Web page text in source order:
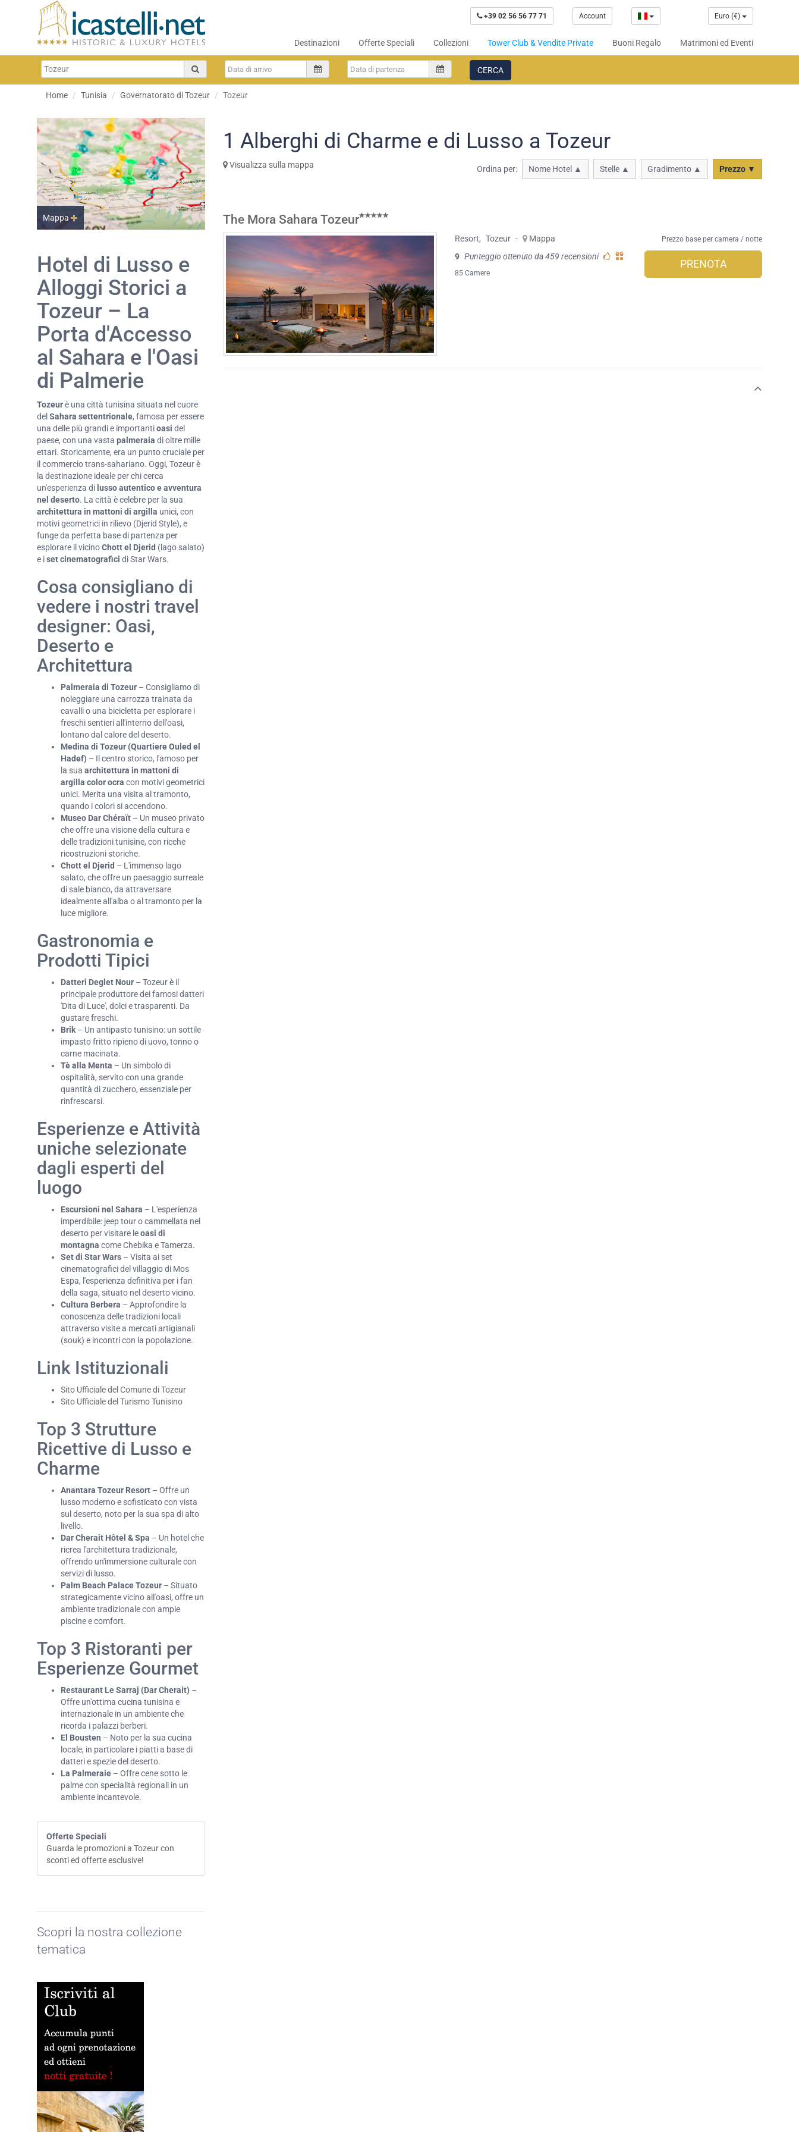
+39 02 56 56 77 71 Account Euro (€)
Destinazioni Offerte Speciali Collezioni Tower Club & Vendite Private Buoni Regalo Matrimoni ed Eventi
CERCA
Home Tunisia Governatorato di Tozeur Tozeur
Mappa
Hotel di Lusso e
Alloggi Storici a
Tozeur – La
Porta d'Accesso
al Sahara e l'Oasi
di Palmerie
Tozeurè una città tunisina situata nel cuore
del Sahara settentrionale, famosa per essere
una delle più grandi e importantioasi del
paese, con una vasta palmeraia di oltre mille
ettari. Storicamente, era un punto cruciale per
il commercio trans-sahariano. Oggi, Tozeur è
la destinazione ideale per chi cerca
un'esperienza di lusso autentico e avventura
nel deserto. La città è celebre per la sua
architettura in mattoni di argilla unici, con
motivi geometrici in rilievo (Djerid Style), e
funge da perfetta base di partenza per
esplorare il vicinoChott el Djerid (lago salato)
e iset cinematografici di Star Wars.
Cosa consigliano di
vedere i nostri travel
designer: Oasi,
Deserto e
Architettura
Palmeraia di Tozeur – Consigliamo di
noleggiare una carrozza trainata da
cavalli o una bicicletta per esplorare i
freschi sentieri all'interno dell'oasi,
lontano dal calore del deserto.
Medina di Tozeur (Quartiere Ouled el
Hadef) – Il centro storico, famoso per
la sua architettura in mattoni di
argilla color ocra con motivi geometrici
unici. Merita una visita al tramonto,
quando i colori si accendono.
Museo Dar Chéraït – Un museo privato
che offre una visione della cultura e
delle tradizioni tunisine, con ricche
ricostruzioni storiche.
Chott el Djerid – L'immenso lago
salato, che offre un paesaggio surreale
di sale bianco, da attraversare
idealmente all'alba o al tramonto per la
luce migliore.
Gastronomia e
Prodotti Tipici
Datteri Deglet Nour – Tozeur è il
principale produttore dei famosi datteri
'Dita di Luce', dolci e trasparenti. Da
gustare freschi.
Brik– Un antipasto tunisino: un sottile
impasto fritto ripieno di uovo, tonno o
carne macinata.
Tè alla Menta – Un simbolo di
ospitalità, servito con una grande
quantità di zucchero, essenziale per
rinfrescarsi.
Esperienze e Attività
uniche selezionate
dagli esperti del
luogo
Escursioni nel Sahara – L'esperienza
imperdibile: jeep tour o cammellata nel
deserto per visitare leoasi di
montagna come Chebika e Tamerza.
Set di Star Wars – Visita ai set
cinematografici del villaggio di Mos
Espa, l'esperienza definitiva per i fan
della saga, situato nel deserto vicino.
Cultura Berbera – Approfondire la
conoscenza delle tradizioni locali
attraverso visite a mercati artigianali
(souk) e incontri con la popolazione.
Link Istituzionali
Sito Ufficiale del Comune di Tozeur
Sito Ufficiale del Turismo Tunisino
Top 3 Strutture
Ricettive di Lusso e
Charme
Anantara Tozeur Resort – Offre un
lusso moderno e sofisticato con vista
sul deserto, noto per la sua spa di alto
livello.
Dar Cherait Hôtel & Spa – Un hotel che
ricrea l'architettura tradizionale,
offrendo un'immersione culturale con
servizi di lusso.
Palm Beach Palace Tozeur – Situato
strategicamente vicino all'oasi, offre un
ambiente tradizionale con ampie
piscine e comfort.
Top 3 Ristoranti per
Esperienze Gourmet
Restaurant Le Sarraj (Dar Cherait) –
Offre un'ottima cucina tunisina e
internazionale in un ambiente che
ricorda i palazzi berberi.
El Bousten – Noto per la sua cucina
locale, in particolare i piatti a base di
datteri e spezie del deserto.
La Palmeraie – Offre cene sotto le
palme con specialità regionali in un
ambiente incantevole.
Offerte Speciali
Guarda le promozioni a Tozeur con
sconti ed offerte esclusive!
Scopri la nostra collezione
tematica
1 Alberghi di Charme e di Lusso a Tozeur
Visualizza sulla mappa Ordina per: Nome Hotel ▲ Stelle ▲ Gradimento ▲ Prezzo ▼
The Mora Sahara Tozeur
Resort, Tozeur -
Mappa
9 Punteggio ottenuto da 459 recensioni
85 Camere
Prezzo base per camera / notte
PRENOTA